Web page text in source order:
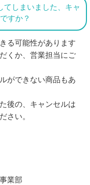
てしまいました、キャ
すか？
る可能性があります
くか、営業担当にご
ができない商品もあ
後の、キャンセルは
さい。
業部